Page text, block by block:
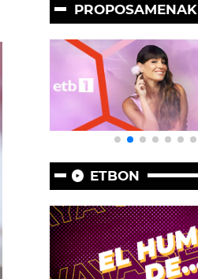
PROPOSAMENAK
ETBON